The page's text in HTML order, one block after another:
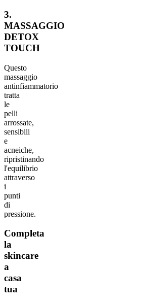
3.
MASSAGGIO
DETOX
TOUCH
Questo
massaggio
antinfiammatorio
tratta
le
pelli
arrossate,
sensibili
e
acneiche,
ripristinando
l'equilibrio
attraverso
i
punti
di
pressione.
Completa
la
skincare
a
casa
tua